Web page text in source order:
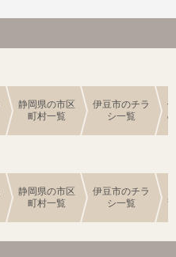
静岡県の市区
町村一覧
伊豆市のチラ
シ一覧
静岡県の市区
町村一覧
伊豆市のチラ
シ一覧